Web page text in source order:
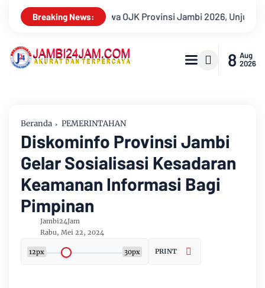
Breaking News:
Unjuk Kreativitas di Taman Banjuran Budayo, Spontaneus
8 Aug
2026
Beranda PEMERINTAHAN
Diskominfo Provinsi Jambi
Gelar Sosialisasi Kesadaran
Keamanan Informasi Bagi
Pimpinan
Jambi24Jam
Rabu, Mei 22, 2024
12px 30px PRINT